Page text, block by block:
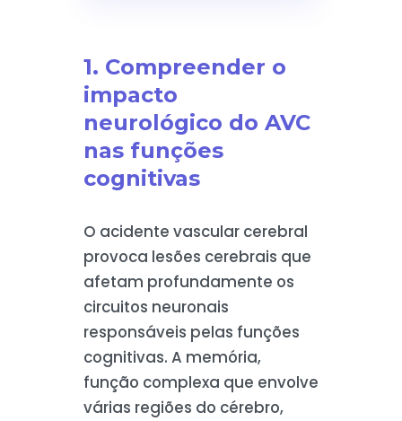
1. Compreender o
impacto
neurológico do AVC
nas funções
cognitivas
O acidente vascular cerebral
provoca lesões cerebrais que
afetam profundamente os
circuitos neuronais
responsáveis pelas funções
cognitivas. A memória,
função complexa que envolve
várias regiões do cérebro,